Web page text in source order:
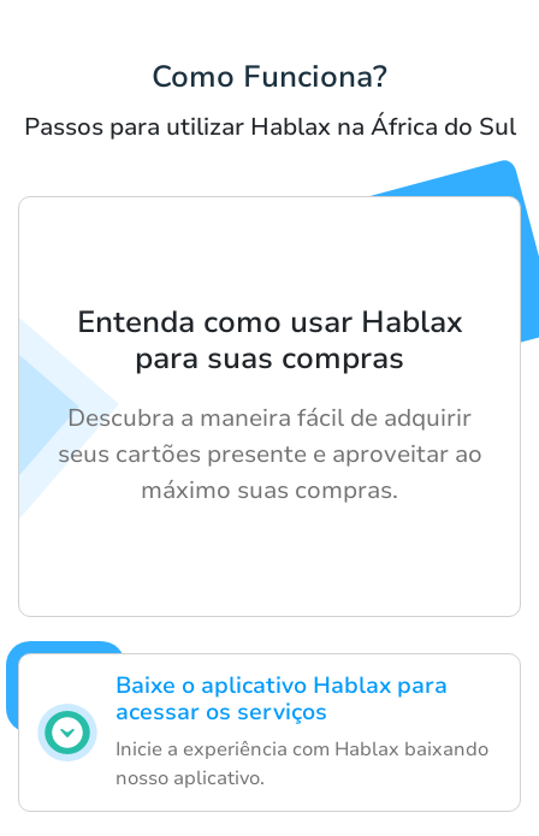
Como Funciona?
Passos para utilizar Hablax na África do Sul
Baixe o aplicativo Hablax para
acessar os serviços
Inicie a experiência com Hablax baixando
nosso aplicativo.
Entenda como usar Hablax
para suas compras
Descubra a maneira fácil de adquirir
seus cartões presente e aproveitar ao
máximo suas compras.